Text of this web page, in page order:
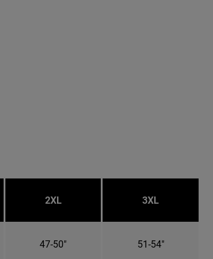
2XL 3XL
47-50" 51-54"